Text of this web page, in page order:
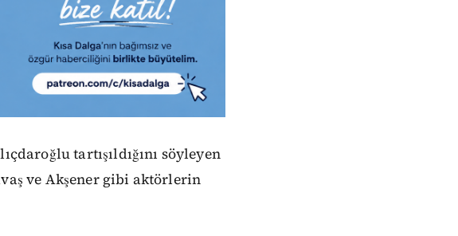
tartışıldığını söyleyen
ve Akşener gibi aktörlerin